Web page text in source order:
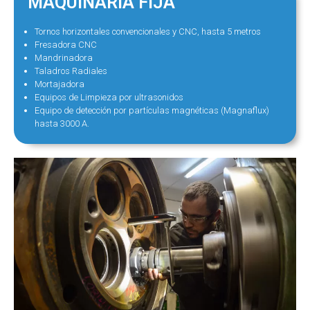
Tornos horizontales convencionales y CNC, hasta 5 metros
Fresadora CNC
Mandrinadora
Taladros Radiales
Mortajadora
Equipos de Limpieza por ultrasonidos
Equipo de detección por partículas magnéticas (Magnaflux)
hasta 3000 A.